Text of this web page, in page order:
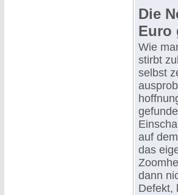
Die
Euro
Wie
stirbt
selbst
auf
das
dann
Defekt,